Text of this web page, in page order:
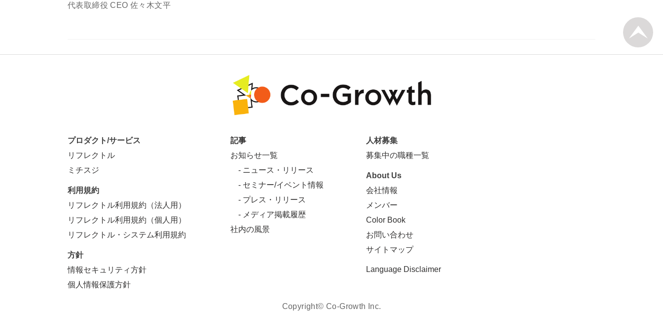
代表取締役 CEO 佐々木文平
プロダクト/サービス
リフレクトル
ミチスジ
利用規約
リフレクトル利用規約（法人用）
リフレクトル利用規約（個人用）
リフレクトル・システム利用規約
方針
情報セキュリティ方針
個人情報保護方針
記事
お知らせ一覧
- ニュース・リリース
- セミナー/イベント情報
- プレス・リリース
- メディア掲載履歴
社内の風景
人材募集
募集中の職種一覧
About Us
会社情報
メンバー
Color Book
お問い合わせ
サイトマップ
Language Disclaimer
Copyright© Co-Growth Inc.